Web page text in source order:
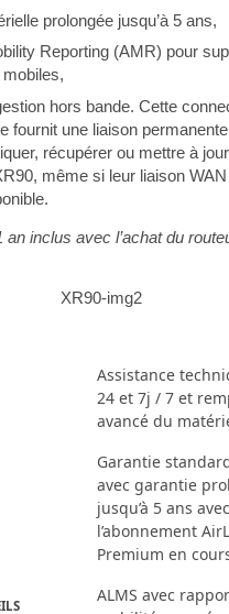
prolongée jusqu’à 5 ans,
Reporting (AMR) pour
hors bande. Cette
fournit une liaison
récupérer ou mettre à
même si leur liaison
an inclus avec l’achat du
Assistance
24 et 7j / 7 et
avancé du
Garantie
avec garantie
jusqu’à 5 ans avec
l’abonnement
Premium en
ALMS avec